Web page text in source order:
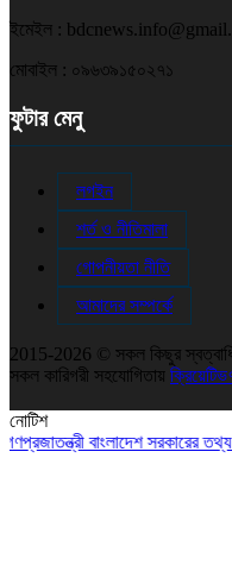
ইমেইল :
মোবাইল : ০৯৬৩৯১৫০২৭১
ফুটার মেনু
লগইন
শর্ত ও নীতিমালা
গোপনীয়তা নীতি
আমাদের সম্পর্কে
2015-2026 © সকল কিছুর
সকল কারিগরী সহযোগিতায়
নোটিশ
বাংলাদেশ সরকারের তথ্য ও